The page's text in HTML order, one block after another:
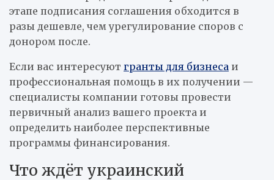
этапе подписания соглашения обходится в
разы дешевле, чем урегулирование споров с
донором после.
Если вас интересуют гранты для бизнеса и
профессиональная помощь в их получении —
специалисты компании готовы провести
первичный анализ вашего проекта и
определить наиболее перспективные
программы финансирования.
Что ждёт украинский